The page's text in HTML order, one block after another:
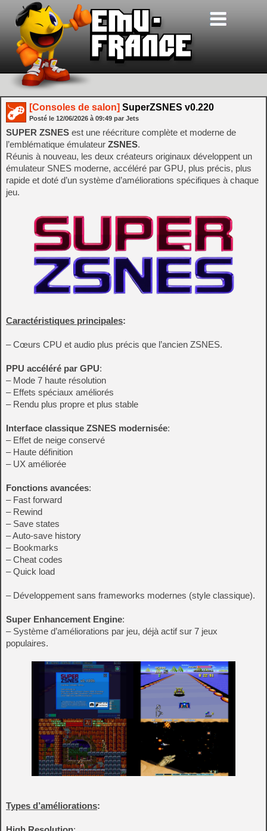
[Consoles de salon] SuperZSNES v0.220
Posté le 12/06/2026 à 09:49 par Jets
SUPER ZSNES est une réécriture complète et moderne de
l’emblématique émulateur ZSNES.
Réunis à nouveau, les deux créateurs originaux développent un
émulateur SNES moderne, accéléré par GPU, plus précis, plus
rapide et doté d’un système d’améliorations spécifiques à chaque
jeu.
Caractéristiques principales:
– Cœurs CPU et audio plus précis que l’ancien ZSNES.
PPU accéléré par GPU:
– Mode 7 haute résolution
– Effets spéciaux améliorés
– Rendu plus propre et plus stable
Interface classique ZSNES modernisée:
– Effet de neige conservé
– Haute définition
– UX améliorée
Fonctions avancées:
– Fast forward
– Rewind
– Save states
– Auto-save history
– Bookmarks
– Cheat codes
– Quick load
– Développement sans frameworks modernes (style classique).
Super Enhancement Engine:
– Système d’améliorations par jeu, déjà actif sur 7 jeux
populaires.
Types d’améliorations: